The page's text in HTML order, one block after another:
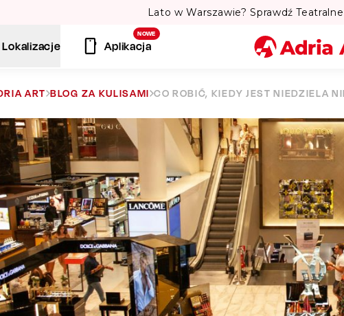
Lato w Warszawie? Sprawdź
Lokalizacje
NOWE
Aplikacja
ART BLOG ZA KULISAMI CO ROBIĆ, KIEDY JEST NIEDZIELA